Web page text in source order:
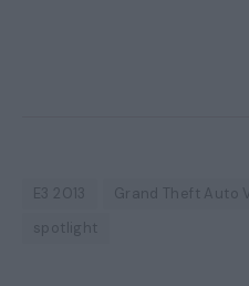
E3 2013 Grand Theft Auto V
spotlight